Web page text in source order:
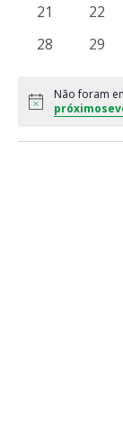
0
21
0
22
0
28
0
29
Notice
Não foram